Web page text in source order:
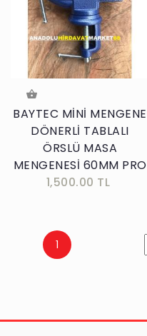
BAYTEC MİNİ MENGENE
DÖNERLİ TABLALI
ÖRSLÜ MASA
MENGENESİ 60MM PRO
1,500.00 TL
1